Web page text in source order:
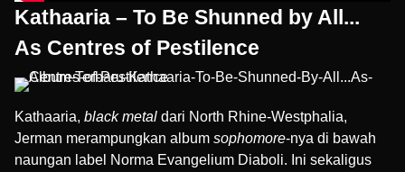
Kathaaria – To Be Shunned by All​.​.​.​
As Centres of Pestilence
Kathaaria, black metal dari North Rhine-Westphalia,
Jerman merampungkan album sophomore-nya di bawah
naungan label Norma Evangelium Diaboli. Ini sekaligus